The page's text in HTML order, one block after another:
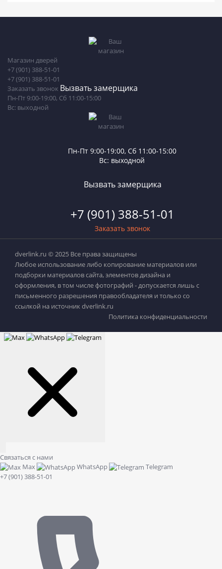
Магазин дверей
+7 (901) 388-51-01
+7 (901) 388-51-01
Заказать звонок Вызвать замерщика
Пн-Пт 9:00-19:00, Сб 11:00-15:00
Вс: выходной
Пн-Пт 9:00-19:00, Сб 11:00-15:00
Вс: выходной
Вызвать замерщика
+7 (901) 388-51-01
Заказать звонок
dverlink.ru © 2025 Все права защищены
Любое использование либо копирование материалов или
подборки материалов сайта, элементов дизайна и
оформления, в том числе фотографий - допускается лишь с
письменного разрешения правообладателя и только со
ссылкой на источник dverlink.ru
Политика конфиденциальности
Связаться с нами
Max
WhatsApp
Telegram
+7 (901) 388-51-01